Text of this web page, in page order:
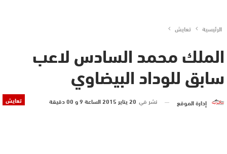
الرئيسية تعايش
الملك محمد السادس لاعب
سابق للوداد البيضاوي
تعايش إدارة الموقع نشر في 20 يناير 2015 الساعة 9 و 00 دقيقة